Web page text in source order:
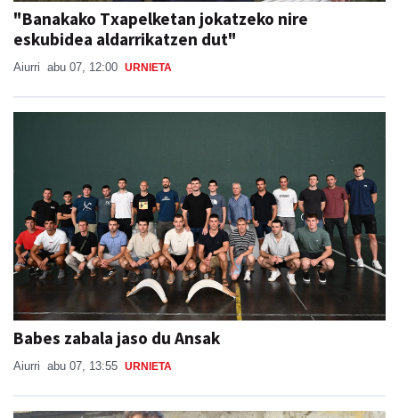
"Banakako Txapelketan jokatzeko nire
eskubidea aldarrikatzen dut"
Aiurri abu 07, 12:00 URNIETA
Babes zabala jaso du Ansak
Aiurri abu 07, 13:55 URNIETA